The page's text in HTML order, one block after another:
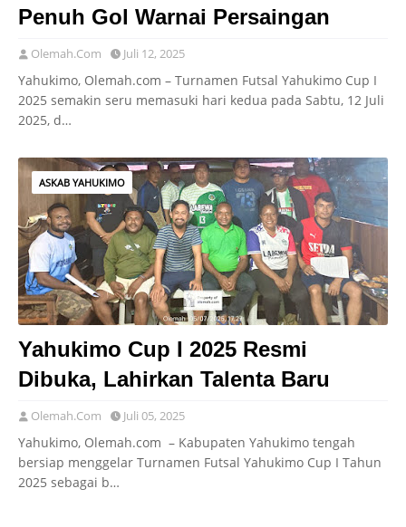
Penuh Gol Warnai Persaingan
Olemah.Com Juli 12, 2025
Yahukimo, Olemah.com – Turnamen Futsal Yahukimo Cup I
2025 semakin seru memasuki hari kedua pada Sabtu, 12 Juli
2025, d…
ASKAB YAHUKIMO
Yahukimo Cup I 2025 Resmi
Dibuka, Lahirkan Talenta Baru
Olemah.Com Juli 05, 2025
Yahukimo, Olemah.com – Kabupaten Yahukimo tengah
bersiap menggelar Turnamen Futsal Yahukimo Cup I Tahun
2025 sebagai b…